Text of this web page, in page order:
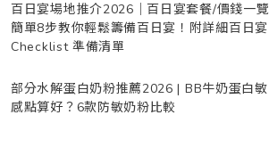
百日宴場地推介2026｜百日宴套餐/價錢一覽
簡單8步教你輕鬆籌備百日宴！附詳細百日宴
Checklist 準備清單
部分水解蛋白奶粉推薦2026 | BB牛奶蛋白敏
感點算好？6款防敏奶粉比較